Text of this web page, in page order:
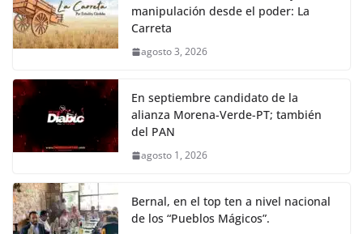
manipulación desde el poder: La
Carreta
agosto 3, 2026
En septiembre candidato de la
alianza Morena-Verde-PT; también
del PAN
agosto 1, 2026
Bernal, en el top ten a nivel nacional
de los “Pueblos Mágicos”.